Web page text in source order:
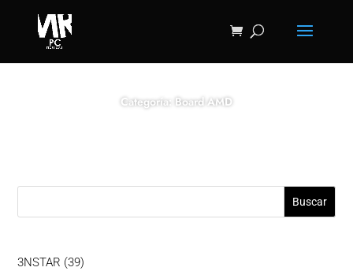
Categoría: Board AMD
Buscar
3NSTAR 3939